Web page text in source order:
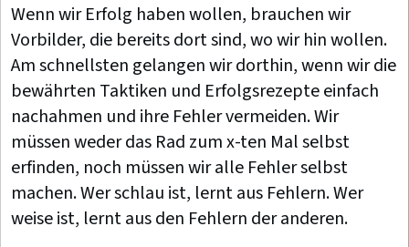
Wenn wir Erfolg haben wollen, brauchen wir
Vorbilder, die bereits dort sind, wo wir hin wollen.
Am schnellsten gelangen wir dorthin, wenn wir die
bewährten Taktiken und Erfolgsrezepte einfach
nachahmen und ihre Fehler vermeiden. Wir
müssen weder das Rad zum x-ten Mal selbst
erfinden, noch müssen wir alle Fehler selbst
machen. Wer schlau ist, lernt aus Fehlern. Wer
weise ist, lernt aus den Fehlern der anderen.